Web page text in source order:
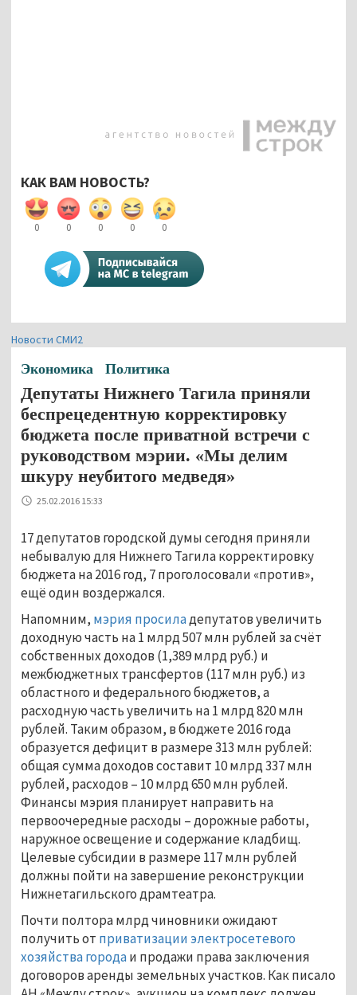
КАК ВАМ НОВОСТЬ?
0 0 0 0 0
Новости СМИ2
Экономика Политика
Депутаты Нижнего Тагила приняли
беспрецедентную корректировку
бюджета после приватной встречи с
руководством мэрии. «Мы делим
шкуру неубитого медведя»
25.02.2016 15:33
17 депутатов городской думы сегодня приняли
небывалую для Нижнего Тагила корректировку
бюджета на 2016 год, 7 проголосовали «против»,
ещё один воздержался.
Напомним, мэрия просиладепутатов увеличить
доходную часть на 1 млрд 507 млн рублей за счёт
собственных доходов (1,389 млрд руб.) и
межбюджетных трансфертов (117 млн руб.) из
областного и федерального бюджетов, а
расходную часть увеличить на 1 млрд 820 млн
рублей. Таким образом, в бюджете 2016 года
образуется дефицит в размере 313 млн рублей:
общая сумма доходов составит 10 млрд 337 млн
рублей, расходов – 10 млрд 650 млн рублей.
Финансы мэрия планирует направить на
первоочередные расходы – дорожные работы,
наружное освещение и содержание кладбищ.
Целевые субсидии в размере 117 млн рублей
должны пойти на завершение реконструкции
Нижнетагильского драмтеатра.
Почти полтора млрд чиновники ожидают
получить от приватизации электросетевого
хозяйства городаи продажи права заключения
договоров аренды земельных участков. Как писало